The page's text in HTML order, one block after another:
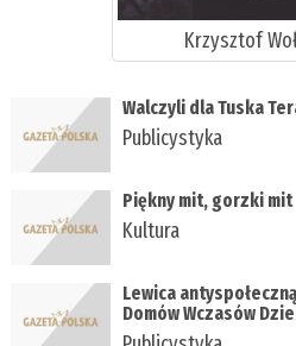
Krzysztof
Walczyli dla Tuska
Publicystyka
Piękny mit, gorzki mit
Kultura
Lewica
Domów Wczasów